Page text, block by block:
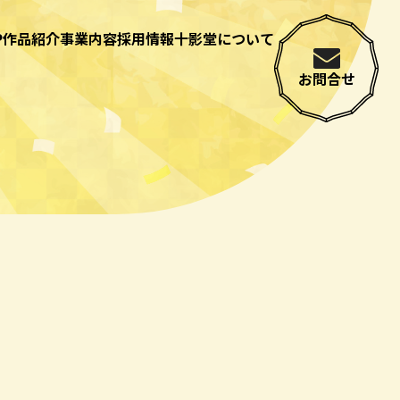
作品紹介事業内容採用情報十影堂について
お問合せ